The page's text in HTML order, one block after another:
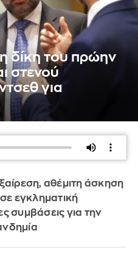
η δίκη του πρώην
στενού
για
αθέμιτη άσκηση
εγκληματική
συμβάσεις για την